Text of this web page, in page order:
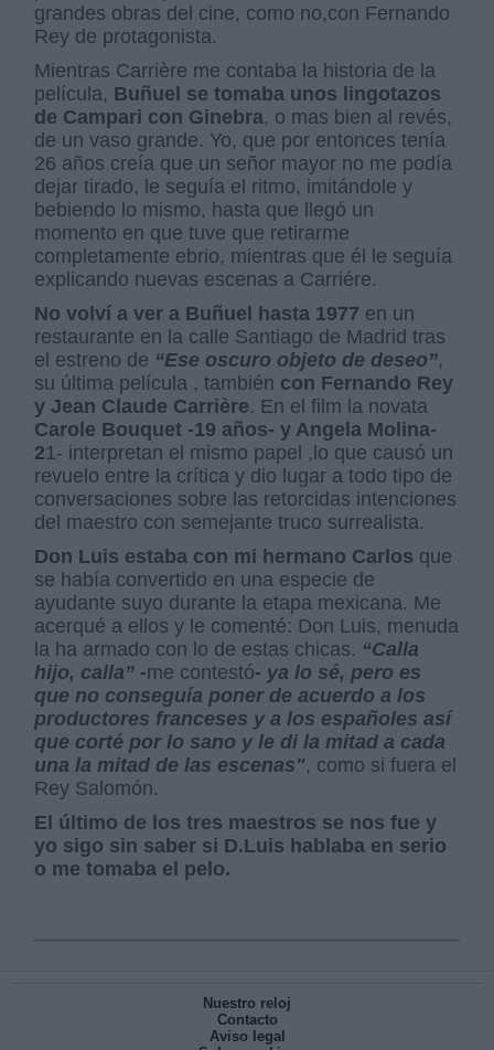
grandes obras del cine, como no,con Fernando
Rey de protagonista.
Mientras Carrière me contaba la historia de la
película, Buñuel se tomaba unos lingotazos
de Campari con Ginebra, o mas bien al revés,
de un vaso grande. Yo, que por entonces tenía
26 años creía que un señor mayor no me podía
dejar tirado, le seguía el ritmo, imitándole y
bebiendo lo mismo, hasta que llegó un
momento en que tuve que retirarme
completamente ebrio, mientras que él le seguía
explicando nuevas escenas a Carriére.
No volví a ver a Buñuel hasta 1977 en un
restaurante en la calle Santiago de Madrid tras
el estreno de “Ese oscuro objeto de deseo”,
su última película , también con Fernando Rey
y Jean Claude Carrière. En el film la novata
Carole Bouquet -19 años- y Angela Molina-
21- interpretan el mismo papel ,lo que causó un
revuelo entre la crítica y dio lugar a todo tipo de
conversaciones sobre las retorcidas intenciones
del maestro con semejante truco surrealista.
Don Luis estaba con mi hermano Carlos que
se había convertido en una especie de
ayudante suyo durante la etapa mexicana. Me
acerqué a ellos y le comenté: Don Luis, menuda
la ha armado con lo de estas chicas. “Calla
hijo, calla” -me contestó- ya lo sé, pero es
que no conseguía poner de acuerdo a los
productores franceses y a los españoles así
que corté por lo sano y le di la mitad a cada
una la mitad de las escenas", como si fuera el
Rey Salomón.
El último de los tres maestros se nos fue y
yo sigo sin saber si D.Luis hablaba en serio
o me tomaba el pelo.
Nuestro reloj
Contacto
Aviso legal